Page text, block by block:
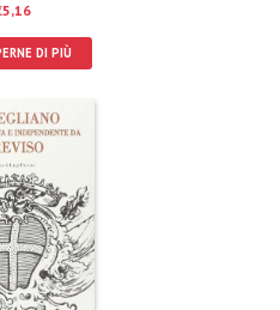
5,16
DI PIÙ